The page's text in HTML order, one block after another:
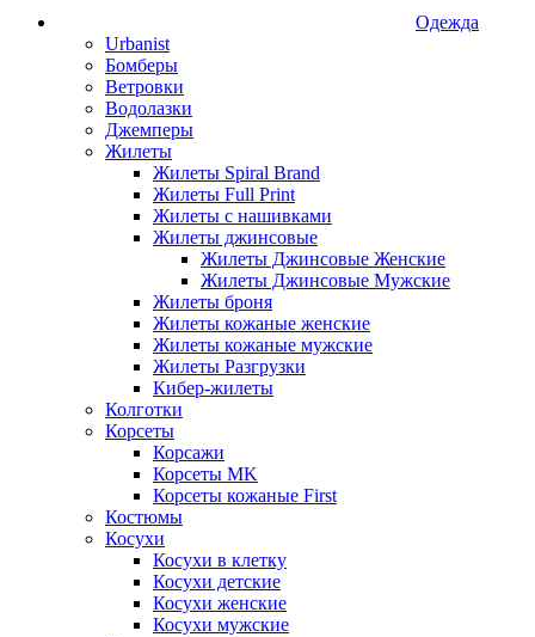
Одежда
Urbanist
Бомберы
Ветровки
Водолазки
Джемперы
Жилеты
Жилеты Spiral Brand
Жилеты Full Print
Жилеты с нашивками
Жилеты джинсовые
Жилеты Джинсовые Женские
Жилеты Джинсовые Мужские
Жилеты броня
Жилеты кожаные женские
Жилеты кожаные мужские
Жилеты Разгрузки
Кибер-жилеты
Колготки
Корсеты
Корсажи
Корсеты MK
Корсеты кожаные First
Костюмы
Косухи
Косухи в клетку
Косухи детские
Косухи женские
Косухи мужские